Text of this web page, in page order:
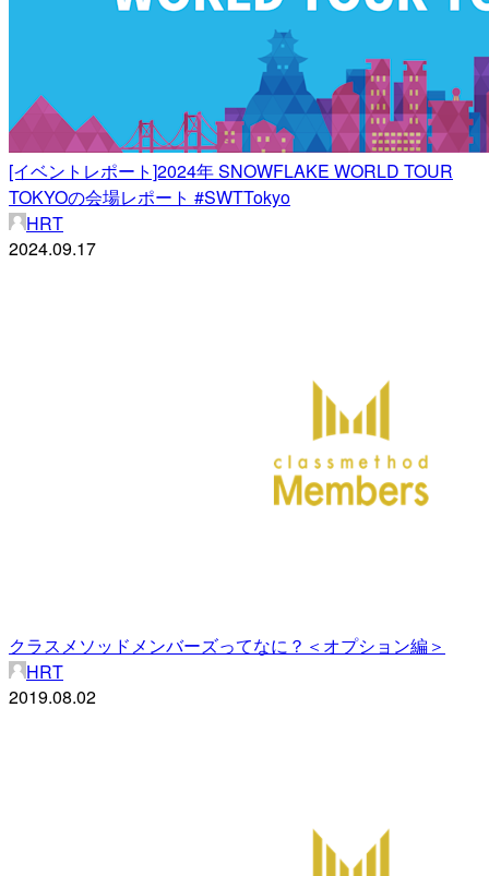
[イベントレポート]2024年 SNOWFLAKE WORLD TOUR
TOKYOの会場レポート #SWTTokyo
HRT
2024.09.17
クラスメソッドメンバーズってなに？＜オプション編＞
HRT
2019.08.02